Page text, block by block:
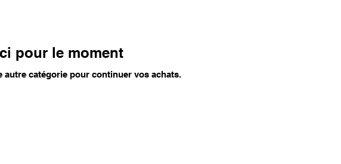
pour le moment
catégorie pour continuer vos achats.